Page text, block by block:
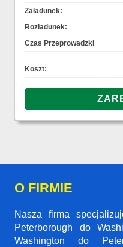
Załadunek:
Rozładunek:
Czas Przeprowadzki
Koszt:
O FIRMIE
Nasza firma
Peterborough do
Washington do